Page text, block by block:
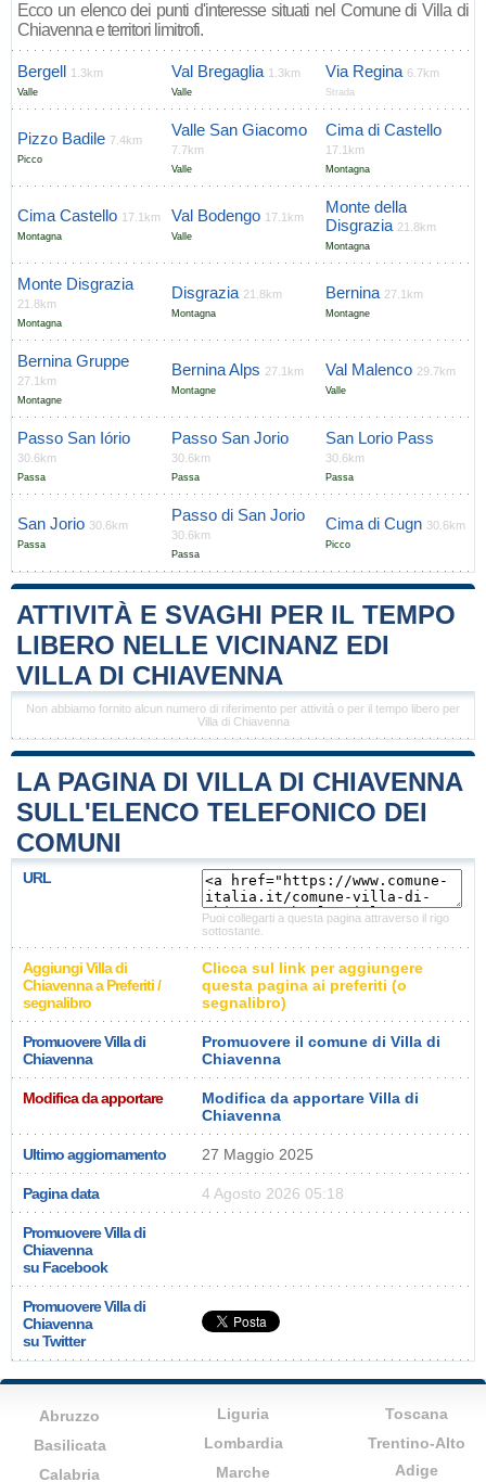
Ecco un elenco dei punti d'interesse situati nel Comune di Villa di
Chiavenna e territori limitrofi.
Bergell 1.3km
Valle
Val Bregaglia 1.3km
Valle
Via Regina 6.7km
Strada
Pizzo Badile 7.4km
Picco
Valle San Giacomo
7.7km
Valle
Cima di Castello
17.1km
Montagna
Cima Castello 17.1km
Montagna
Val Bodengo 17.1km
Valle
Monte della
Disgrazia 21.8km
Montagna
Monte Disgrazia
21.8km
Montagna
Disgrazia 21.8km
Montagna
Bernina 27.1km
Montagne
Bernina Gruppe
27.1km
Montagne
Bernina Alps 27.1km
Montagne
Val Malenco 29.7km
Valle
Passo San Iório
30.6km
Passa
Passo San Jorio
30.6km
Passa
San Lorio Pass
30.6km
Passa
San Jorio 30.6km
Passa
Passo di San Jorio
30.6km
Passa
Cima di Cugn 30.6km
Picco
ATTIVITÀ E SVAGHI PER IL TEMPO
LIBERO NELLE VICINANZ EDI
VILLA DI CHIAVENNA
Non abbiamo fornito alcun numero di riferimento per attività o per il tempo libero per
Villa di Chiavenna
LA PAGINA DI VILLA DI CHIAVENNA
SULL'ELENCO TELEFONICO DEI
COMUNI
URL
Puoi collegarti a questa pagina attraverso il rigo
sottostante.
Aggiungi Villa di
Chiavenna a Preferiti /
segnalibro
Clicca sul link per aggiungere
questa pagina ai preferiti (o
segnalibro)
Promuovere Villa di
Chiavenna
Promuovere il comune di Villa di
Chiavenna
Modifica da apportare
Modifica da apportare Villa di
Chiavenna
Ultimo aggiornamento 27 Maggio 2025
Pagina data 4 Agosto 2026 05:18
Promuovere Villa di
Chiavenna
su Facebook
Promuovere Villa di
Chiavenna
su Twitter
Abruzzo
Basilicata
Calabria
Liguria
Lombardia
Marche
Toscana
Trentino-Alto
Adige